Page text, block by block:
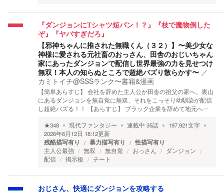
『ダンジョンにTシャツ短パン！？』『枝で魔物倒した
ぞ』『ヤバすぎだろ』
【邪神ちゃんに推された無職くん（３２）】〜美少女な
神様に愛される元社畜のおっさん、田舎のおじいちゃん
家にあったダンジョンで配信し世界最強の力を見せつけ
無双！本人の知らぬところで超絶バズり散らかす〜 ／
カミトイチ@SSSランク〜書籍&漫画
【簡単あらすじ】 会社を辞めた主人公が田舎の祖父の家へ。裏山
にあるダンジョンを無自覚に無双、それをこっそり幼馴染が配信
し超絶バズる！！ 【あらすじ】 ブラック企業を辞めて地元へ…
★348 現代ファンタジー 連載中 35話 197,921文字
2026年6月12日 18:12更新
残酷描写有り 暴力描写有り 性描写有り
主人公最強 無双 無自覚 おっさん
ダンジョン
配信
掲示板 チート
おじさん、快適にダンジョンを攻略する